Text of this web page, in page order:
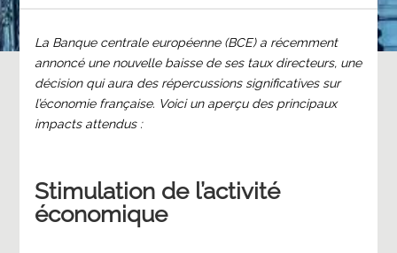
Publié le :
07/10/2024
La Banque centrale européenne (BCE) a récemment
annoncé une nouvelle baisse de ses taux directeurs, une
décision qui aura des répercussions significatives sur
l’économie française. Voici un aperçu des principaux
impacts attendus :
Stimulation de l’activité
économique